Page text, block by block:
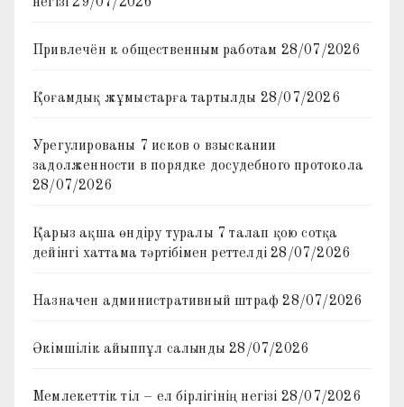
Привлечён к общественным работам 28/07/2026
Қоғамдық жұмыстарға тартылды 28/07/2026
Урегулированы 7 исков о взыскании
задолженности в порядке досудебного протокола
28/07/2026
Қарыз ақша өндіру туралы 7 талап қою сотқа
дейінгі хаттама тәртібімен реттелді 28/07/2026
Назначен административный штраф 28/07/2026
Әкімшілік айыппұл салынды 28/07/2026
Мемлекеттік тіл – ел бірлігінің негізі 28/07/2026